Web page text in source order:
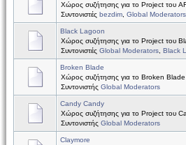
Χώρος συζήτησης για το Project του
Συντονιστές bezdim Global Moderators
Black Lagoon
Χώρος συζήτησης για το Project του
Συντονιστές Global Moderators Black
Broken Blade
Χώρος συζήτησης για το Broken Blade
Συντονιστής Global Moderators
Candy Candy
Χώρος συζήτησης για το Project του
Συντονιστής Global Moderators
Claymore